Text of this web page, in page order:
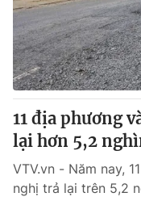
11 địa phương
lại hơn 5,2
VTV.vn - Năm nay,
nghị trả lại trên 5,2